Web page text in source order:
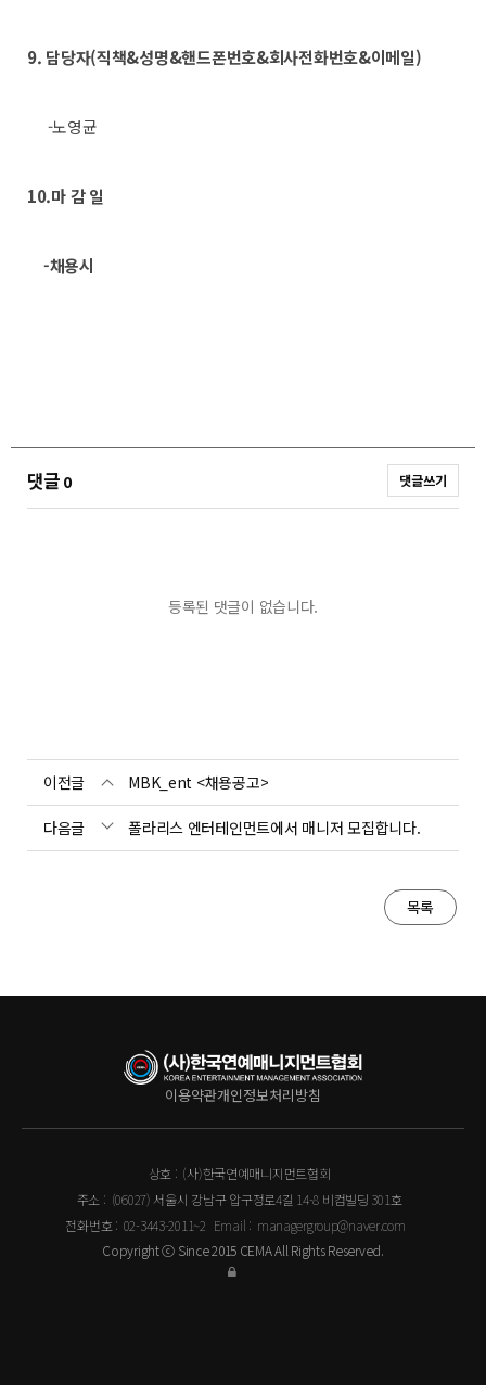
9. 담당자(직책&성명&핸드폰번호&회사전화번호&이메일)
-노영균
10.마 감 일
-채용시
댓글0 댓글쓰기
등록된 댓글이 없습니다.
이전글 MBK_ent <채용공고>
다음글 폴라리스 엔터테인먼트에서 매니저 모집합니다.
목록
이용약관개인정보처리방침
상호 : (사)한국연예매니지먼트협회
주소 : (06027) 서울시 강남구 압구정로4길 14-8 비컴빌딩 301호
전화번호 : 02-3443-2011~2 Email : managergroup@naver.com
Copyright ⓒ Since 2015 CEMA All Rights Reserved.